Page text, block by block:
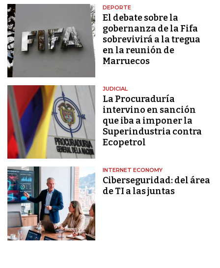
DEPORTE
El debate sobre la
gobernanza de la Fifa
sobrevivirá a la tregua
en la reunión de
Marruecos
JUDICIAL
La Procuraduría
intervino en sanción
que iba a imponer la
Superindustria contra
Ecopetrol
INTERNET ECONOMY
Ciberseguridad: del área
de TI a las juntas